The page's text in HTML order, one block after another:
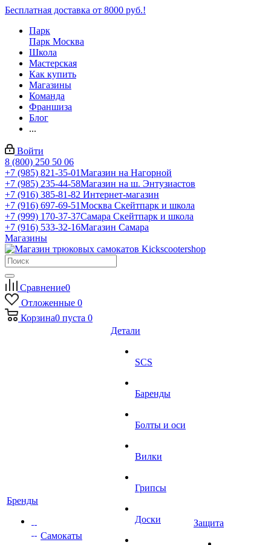
Бесплатная доставка от 8000 руб.!
Парк
Парк Москва
Школа
Мастерская
Как купить
Магазины
Команда
Франшиза
Блог
...
Войти
8 (800) 250 50 06
+7 (985) 821-35-01Магазин на Нагорной
+7 (985) 235-44-58Магазин на ш. Энтузиастов
+7 (916) 385-81-82 Интернет-магазин
+7 (916) 697-69-51Москва Скейтпарк и школа
+7 (999) 170-37-37Самара Скейтпарк и школа
+7 (916) 533-32-16Магазин Самара
Магазины
Сравнение0
Отложенные 0
Корзина0 пуста 0
Бренды
Самокаты
Детали
SCS
Баренды
Болты и оси
Вилки
Грипсы
Доски Защита